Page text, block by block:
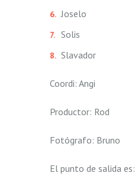
Joselo
Solis
Slavador
Coordi: Angi
Productor: Rod
Fotógrafo: Bruno
El punto de salida es: